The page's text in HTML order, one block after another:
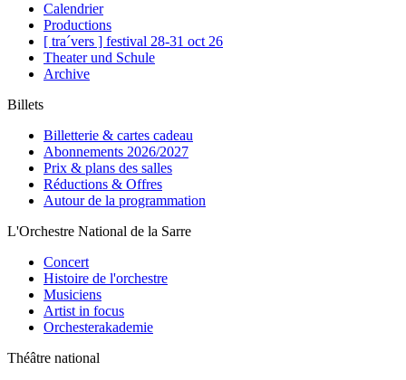
Calendrier
Productions
[ tra´vers ] festival 28-31 oct 26
Theater und Schule
Archive
Billets
Billetterie & cartes cadeau
Abonnements 2026/2027
Prix & plans des salles
Réductions & Offres
Autour de la programmation
L'Orchestre National de la Sarre
Concert
Histoire de l'orchestre
Musiciens
Artist in focus
Orchesterakademie
Théâtre national